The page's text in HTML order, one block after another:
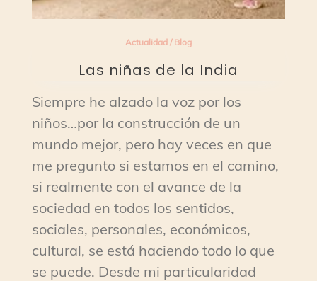
Actualidad/ Blog
Las niñas de la India
Siempre he alzado la voz por los
niños…por la construcción de un
mundo mejor, pero hay veces en que
me pregunto si estamos en el camino,
si realmente con el avance de la
sociedad en todos los sentidos,
sociales, personales, económicos,
cultural, se está haciendo todo lo que
se puede. Desde mi particularidad